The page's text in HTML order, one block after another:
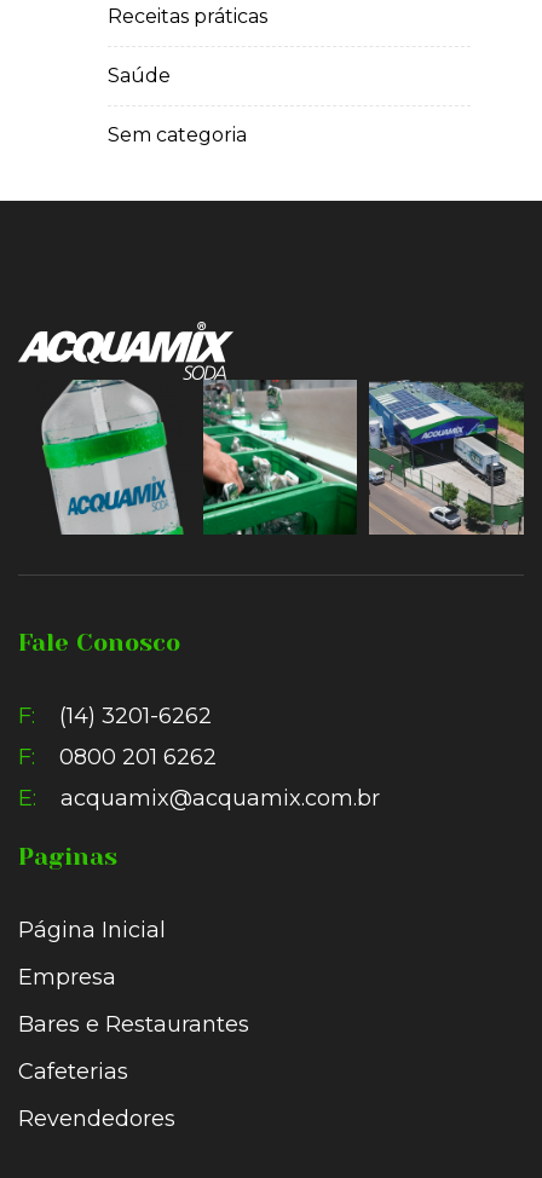
Receitas práticas
Saúde
Sem categoria
Fale Conosco
F: (14) 3201-6262
F: 0800 201 6262
E: acquamix@acquamix.com.br
Paginas
Página Inicial
Empresa
Bares e Restaurantes
Cafeterias
Revendedores